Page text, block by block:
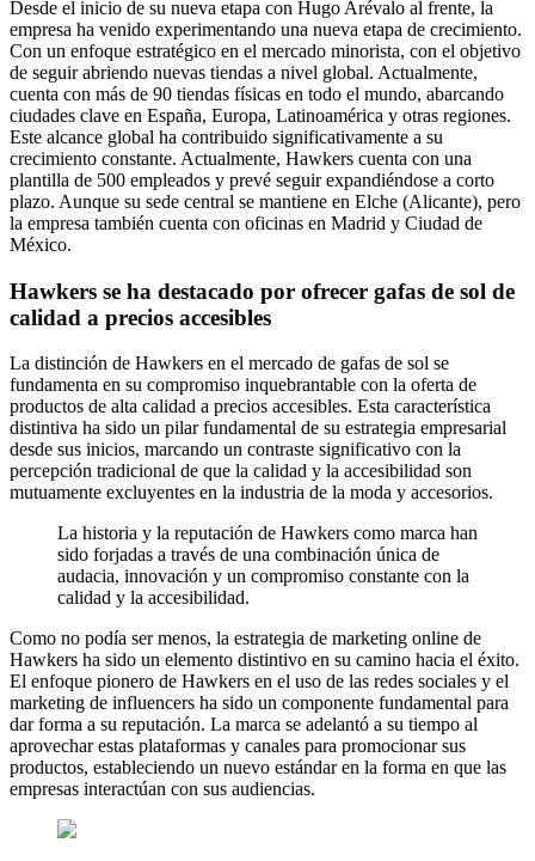
Desde el inicio de su nueva etapa con Hugo Arévalo al frente, la
empresa ha venido experimentando una nueva etapa de crecimiento.
Con un enfoque estratégico en el mercado minorista, con el objetivo
de seguir abriendo nuevas tiendas a nivel global. Actualmente,
cuenta con más de 90 tiendas físicas en todo el mundo, abarcando
ciudades clave en España, Europa, Latinoamérica y otras regiones.
Este alcance global ha contribuido significativamente a su
crecimiento constante. Actualmente, Hawkers cuenta con una
plantilla de 500 empleados y prevé seguir expandiéndose a corto
plazo. Aunque su sede central se mantiene en Elche (Alicante), pero
la empresa también cuenta con oficinas en Madrid y Ciudad de
México.
Hawkers se ha destacado por ofrecer gafas de sol de
calidad a precios accesibles
La distinción de Hawkers en el mercado de gafas de sol se
fundamenta en su compromiso inquebrantable con la oferta de
productos de alta calidad a precios accesibles. Esta característica
distintiva ha sido un pilar fundamental de su estrategia empresarial
desde sus inicios, marcando un contraste significativo con la
percepción tradicional de que la calidad y la accesibilidad son
mutuamente excluyentes en la industria de la moda y accesorios.
La historia y la reputación de Hawkers como marca han
sido forjadas a través de una combinación única de
audacia, innovación y un compromiso constante con la
calidad y la accesibilidad.
Como no podía ser menos, la estrategia de marketing online de
Hawkers ha sido un elemento distintivo en su camino hacia el éxito.
El enfoque pionero de Hawkers en el uso de las redes sociales y el
marketing de influencers ha sido un componente fundamental para
dar forma a su reputación. La marca se adelantó a su tiempo al
aprovechar estas plataformas y canales para promocionar sus
productos, estableciendo un nuevo estándar en la forma en que las
empresas interactúan con sus audiencias.